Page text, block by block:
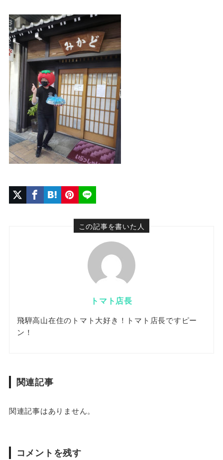
この記事を書いた人
トマト店長
飛騨高山在住のトマト大好き！トマト店長ですピー
ン！
関連記事
関連記事はありません。
コメントを残す